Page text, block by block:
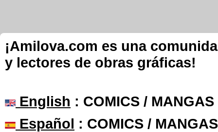
¡Amilova.com es una
y lectores de obras gráficas!
English : COMICS /
Español : COMICS /